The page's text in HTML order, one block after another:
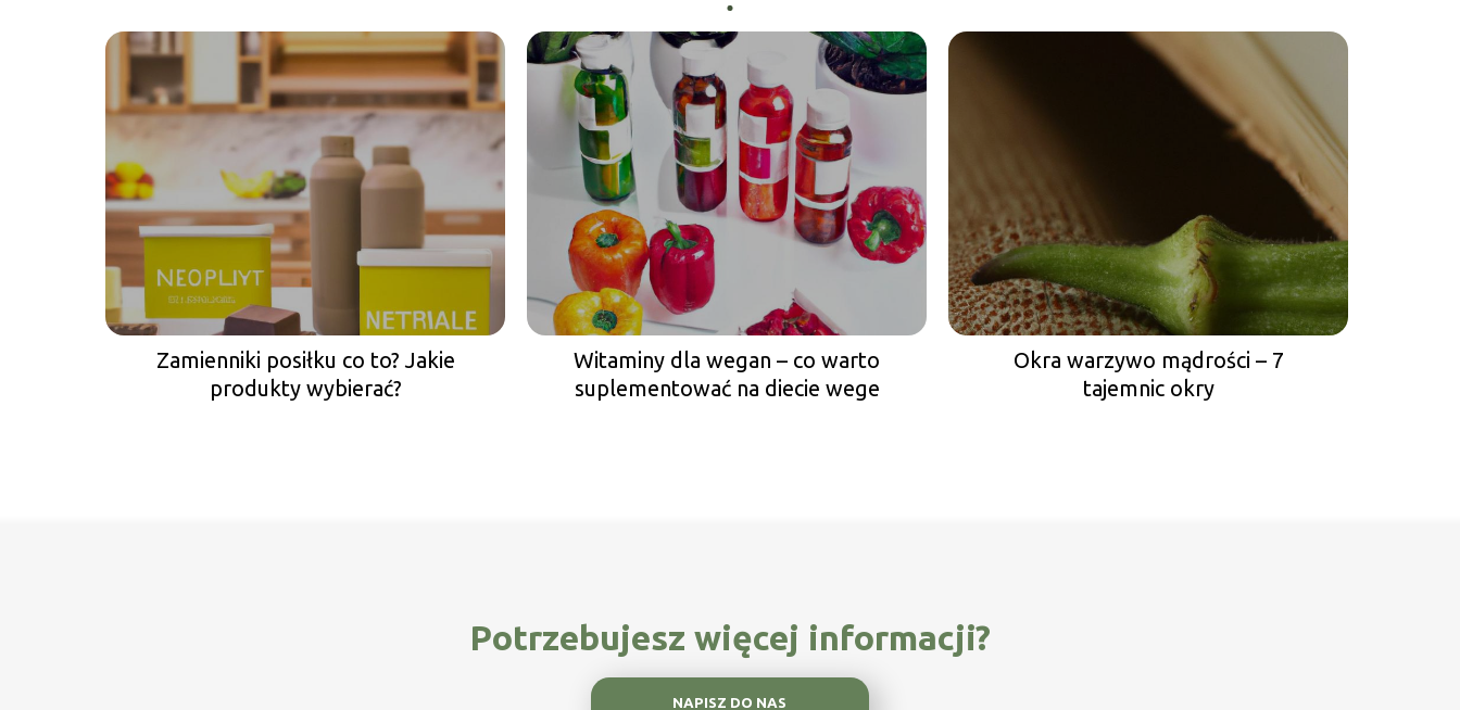
Zamienniki posiłku co to? Jakie
produkty wybierać?
Witaminy dla wegan – co warto
suplementować na diecie wege
Okra warzywo mądrości – 7
tajemnic okry
Potrzebujesz więcej informacji?
NAPISZ DO NAS